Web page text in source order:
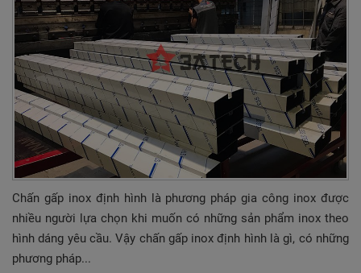
Chấn gấp inox định hình là phương pháp gia công inox được
nhiều người lựa chọn khi muốn có những sản phẩm inox theo
hình dáng yêu cầu. Vậy chấn gấp inox định hình là gì, có những
phương pháp...